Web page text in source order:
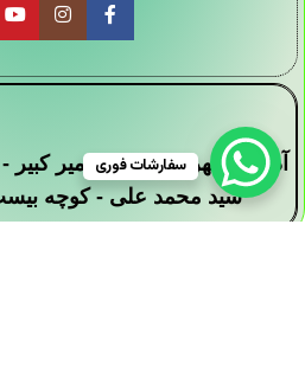
آدرس : تهران - خیابان امیر کبیر
سید محمد علی - کوچه
سفارشات فوری